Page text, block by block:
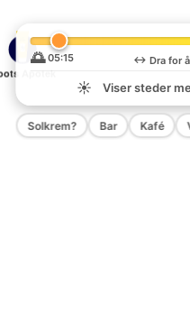
Apotek
🌅 05:15 ↔️ Dra for
☀️
Viser steder
Solkrem? Bar Kafé